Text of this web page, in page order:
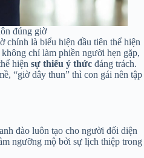
đúng giờ
là biểu hiện đầu tiên thể hiện
chỉ làm phiền người hẹn gặp,
hiện sự thiếu ý thức đáng trách.
“giờ dây thun” thì con gái nên tập
đào luôn tạo cho người đối diện
ngưỡng mộ bởi sự lịch thiệp trong